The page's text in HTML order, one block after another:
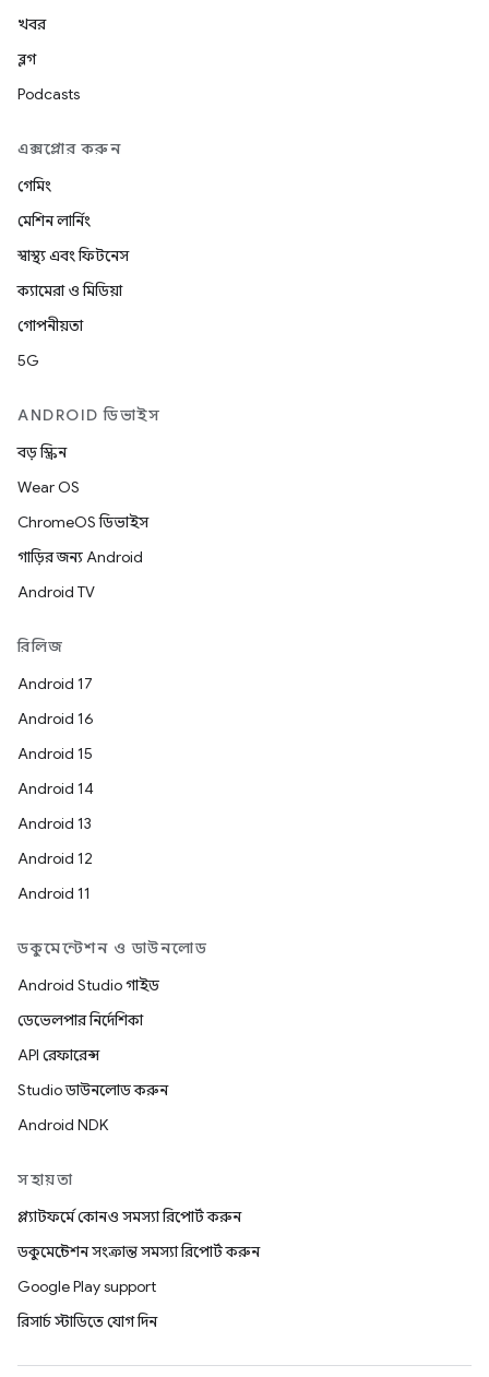
খবর
ব্লগ
Podcasts
এক্সপ্লোর করুন
গেমিং
মেশিন লার্নিং
স্বাস্থ্য এবং ফিটনেস
ক্যামেরা ও মিডিয়া
গোপনীয়তা
5G
ANDROID ডিভাইস
বড় স্ক্রিন
Wear OS
ChromeOS ডিভাইস
গাড়ির জন্য Android
Android TV
রিলিজ
Android 17
Android 16
Android 15
Android 14
Android 13
Android 12
Android 11
ডকুমেন্টেশন ও ডাউনলোড
Android Studio গাইড
ডেভেলপার নির্দেশিকা
API রেফারেন্স
Studio ডাউনলোড করুন
Android NDK
সহায়তা
প্ল্যাটফর্মে কোনও সমস্যা রিপোর্ট করুন
ডকুমেন্টেশন সংক্রান্ত সমস্যা রিপোর্ট করুন
Google Play support
রিসার্চ স্টাডিতে যোগ দিন